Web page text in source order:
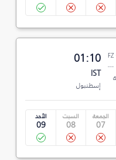
01:10
IST
إسطنبول
الجمعة
07
السبت
08
الأحد
09